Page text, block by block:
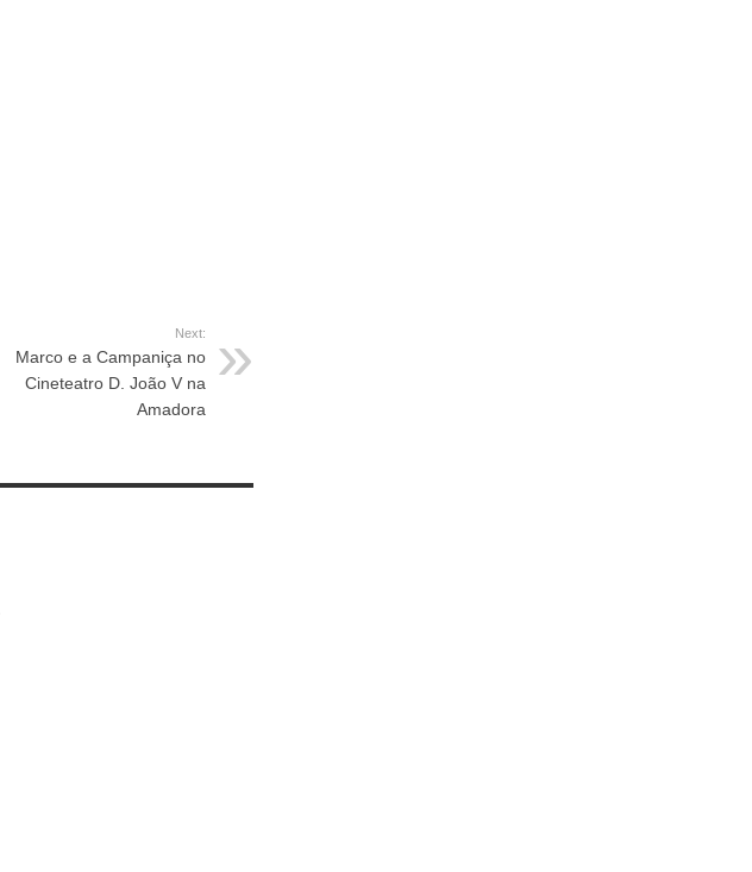
Next:
Marco e a Campaniça no
Cineteatro D. João V na
Amadora